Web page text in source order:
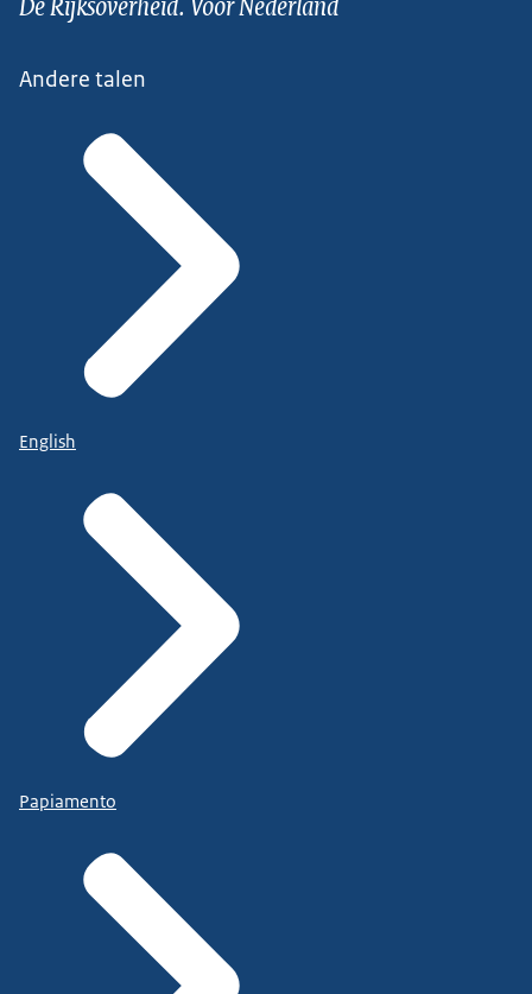
Andere talen
English
Papiamento